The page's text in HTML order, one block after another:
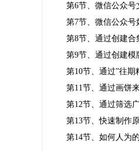
第6节、微信公众号
第7节、微信公众号
第8节、通过创建合
第9节、通过创建模
第10节、通过”往期
第11节、通过画饼
第12节、通过筛选
第13节、快速制作
第14节、如何人为